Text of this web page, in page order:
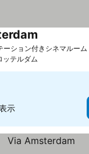
ーション付きシネマルーム
ッテルダム
示